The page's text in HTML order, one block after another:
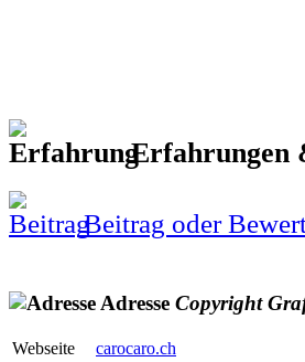
Erfahrungen
Beitrag oder
Adresse Copyright
Webseite
carocaro.ch